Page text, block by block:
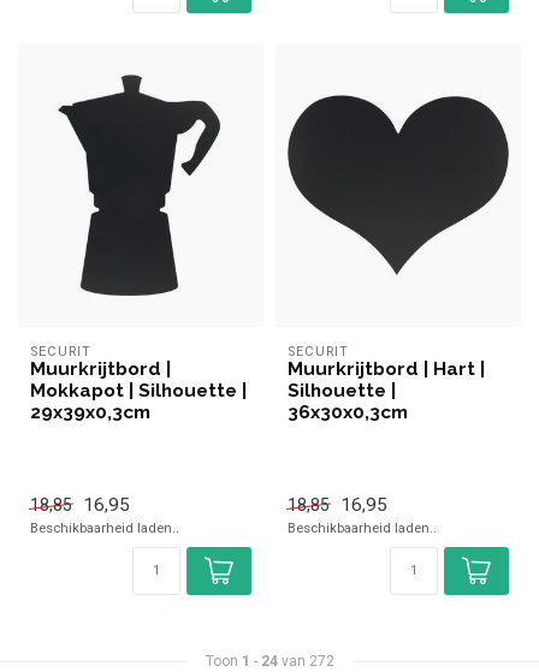
SECURIT
Muurkrijtbord |
Mokkapot | Silhouette |
29x39x0,3cm
18,85 16,95
Beschikbaarheid laden..
SECURIT
Muurkrijtbord | Hart |
Silhouette |
36x30x0,3cm
18,85 16,95
Beschikbaarheid laden..
Toon 1 - 24van 272